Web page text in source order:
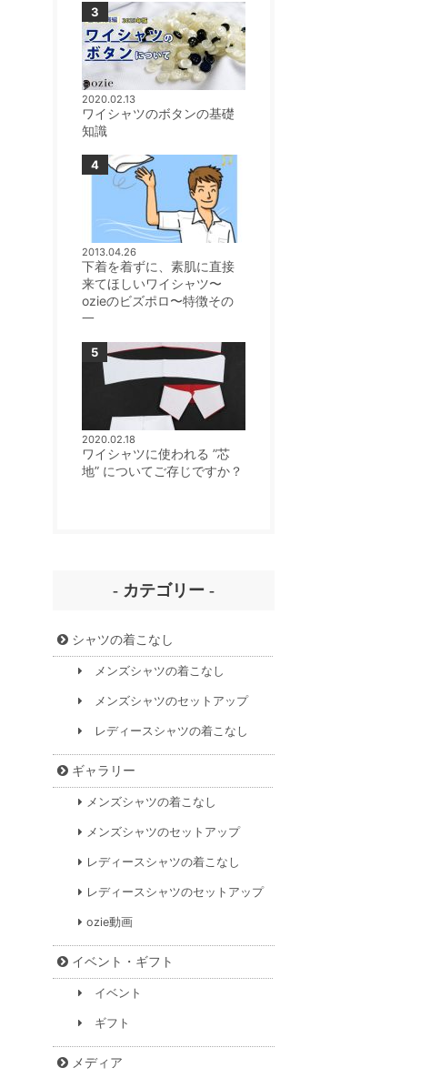
2020.02.13
ワイシャツのボタンの基礎
知識
2013.04.26
下着を着ずに、素肌に直接
来てほしいワイシャツ〜
ozieのビズポロ〜特徴その
一
2020.02.18
ワイシャツに使われる ”芯
地” についてご存じですか？
- カテゴリー -
シャツの着こなし
メンズシャツの着こなし
メンズシャツのセットアップ
レディースシャツの着こなし
ギャラリー
メンズシャツの着こなし
メンズシャツのセットアップ
レディースシャツの着こなし
レディースシャツのセットアップ
ozie動画
イベント・ギフト
イベント
ギフト
メディア